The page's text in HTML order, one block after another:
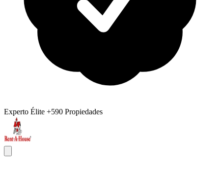
Experto Élite +590 Propiedades